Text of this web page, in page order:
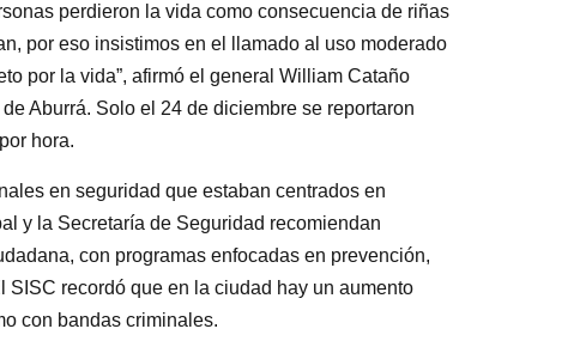
perdieron la vida como consecuencia de riñas
por eso insistimos en el llamado al uso moderado
por la vida”, afirmó el general William Cataño
Aburrá. Solo el 24 de diciembre se reportaron
hora.
en seguridad que estaban centrados en
y la Secretaría de Seguridad recomiendan
con programas enfocadas en prevención,
recordó que en la ciudad hay un aumento
con bandas criminales.